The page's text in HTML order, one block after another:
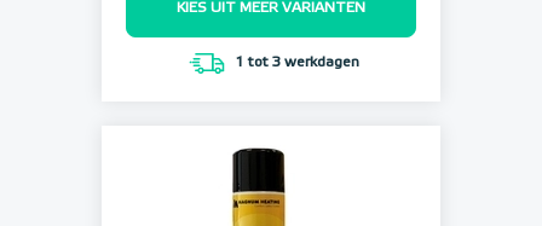
KIES UIT MEER VARIANTEN
1 tot 3 werkdagen